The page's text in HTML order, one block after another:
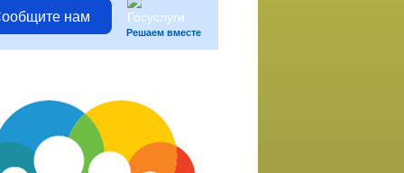
нам
Решаем вместе